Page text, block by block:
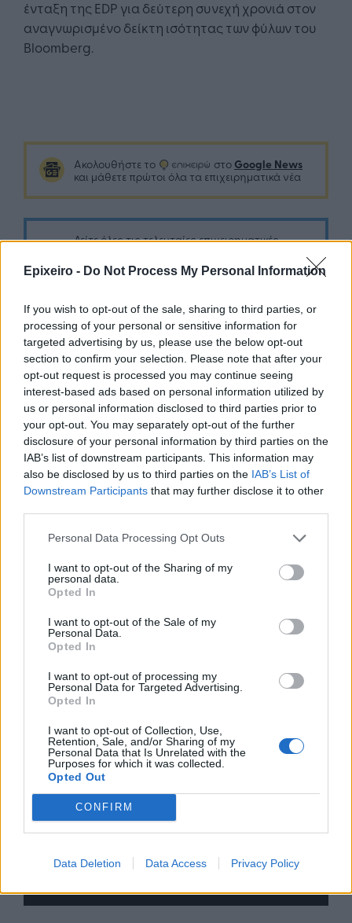
Epixeiro - Do Not Process My Personal Information
If you wish to opt-out of the sale, sharing to third parties, or
processing of your personal or sensitive information for
targeted advertising by us, please use the below opt-out
section to confirm your selection. Please note that after your
opt-out request is processed you may continue seeing
interest-based ads based on personal information utilized by
us or personal information disclosed to third parties prior to
your opt-out. You may separately opt-out of the further
disclosure of your personal information by third parties on the
IAB’s list of downstream participants. This information may
also be disclosed by us to third parties on the IAB’s List of
Downstream Participants that may further disclose it to other
Personal Data Processing Opt Outs
I want to opt-out of the Sharing of my
personal data.
Opted In
I want to opt-out of the Sale of my
Personal Data.
Opted In
I want to opt-out of processing my
Personal Data for Targeted Advertising.
Opted In
I want to opt-out of Collection, Use,
Retention, Sale, and/or Sharing of my
Personal Data that Is Unrelated with the
Purposes for which it was collected.
Opted Out
CONFIRM
Data Deletion Data Access Privacy Policy
ένταξη της EDP για δεύτερη συνεχή χρονιά στον
αναγνωρισμένο δείκτη ισότητας των φύλων του
Bloomberg.
Ακολουθήστε το στο Google News
και μάθετε πρώτοι όλα τα επιχειρηματικά νέα
Δείτε όλες τις τελευταίες επιχειρηματικές
Σχολιάστε
... σχόλια| Κάνε click για να σχολιάσεις
TP Greece: Πώς διαμορφώνεται το
μέλλον του Insurance στην εποχή του AI